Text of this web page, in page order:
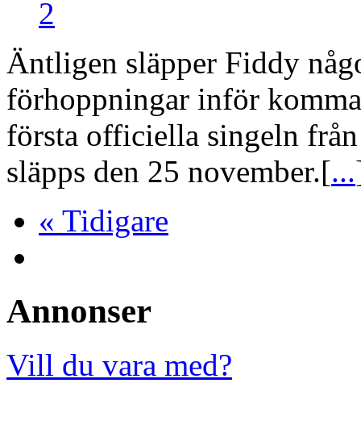
2
Äntligen släpper Fiddy
förhoppningar inför
första officiella singeln
släpps den 25 november.[...
« Tidigare
Annonser
Vill du vara med?